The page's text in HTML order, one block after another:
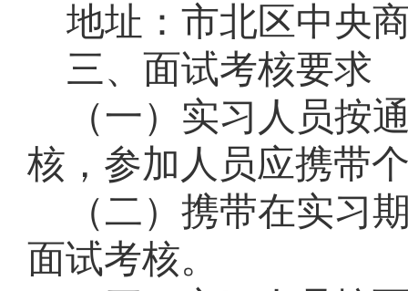
地址：市北区中央
三、面试考核要求
（一） 实习人员按
核，参加人员应携带
（二） 携带在实习
面试考核。